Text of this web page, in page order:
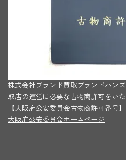
株式会社ブランド買取ブランドハン
取店の運営に必要な古物商許可をいた
【大阪府公安委員会古物商許可番号
大阪府公安委員会ホームページ